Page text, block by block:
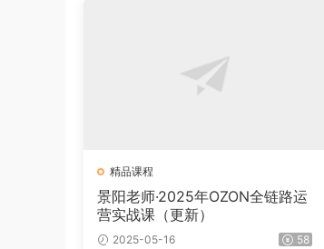
精品课程
景阳老师·2025年OZON全链路运
营实战课（更新）
2025-05-16 58